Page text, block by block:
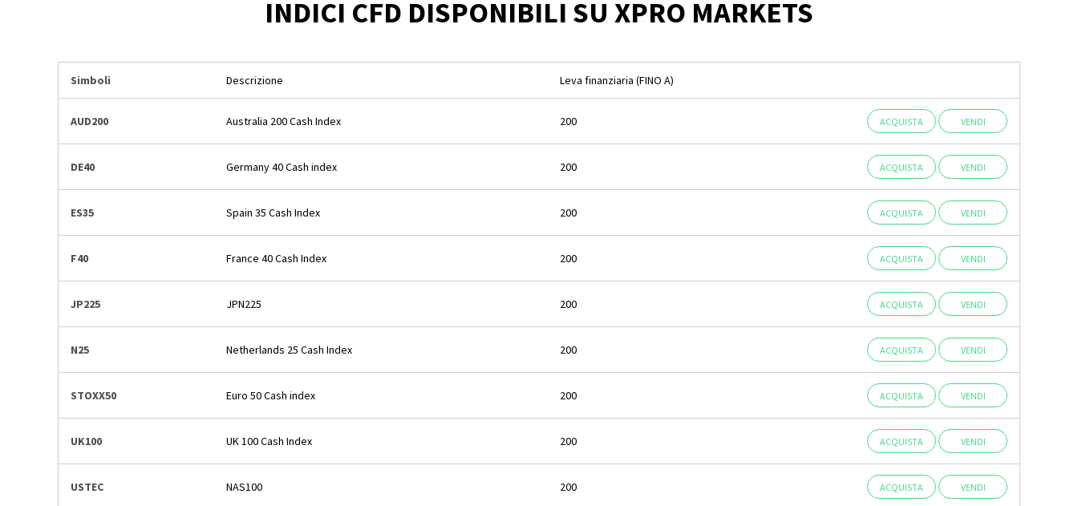
INDICI CFD DISPONIBILI SU XPRO MARKETS
Simboli Descrizione Leva finanziaria (FINO A)
AUD200 Australia 200 Cash Index 200 ACQUISTA VENDI
DE40 Germany 40 Cash index 200 ACQUISTA VENDI
ES35 Spain 35 Cash Index 200 ACQUISTA VENDI
F40 France 40 Cash Index 200 ACQUISTA VENDI
JP225 JPN225 200 ACQUISTA VENDI
N25 Netherlands 25 Cash Index 200 ACQUISTA VENDI
STOXX50 Euro 50 Cash index 200 ACQUISTA VENDI
UK100 UK 100 Cash Index 200 ACQUISTA VENDI
USTEC NAS100 200 ACQUISTA VENDI